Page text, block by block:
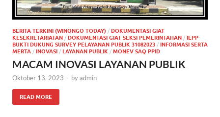
BERITA TERKINI (WINONGO TODAY) / DOKUMENTASI GIAT
KESEKRETARIATAN / DOKUMENTASI GIAT SEKSI PEMERINTAHAN / IEPP-
BUKTI DUKUNG SURVEY PELAYANAN PUBLIK 31082023 / INFORMASI SERTA
MERTA / INOVASI / LAYANAN PUBLIK / MONEV SAQ PPID
MACAM INOVASI LAYANAN PUBLIK
Oktober 13, 2023 - byadmin
READ MORE